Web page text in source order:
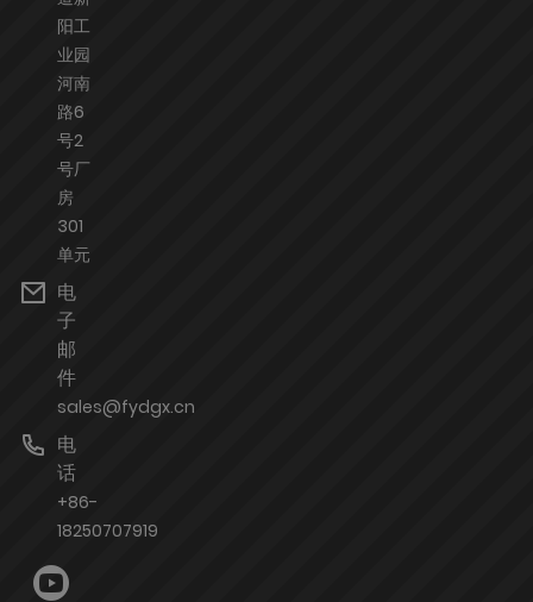
阳工
业园
河南
路6
号2
号厂
房
301
单元
电
子
邮
件
sales@fydgx.cn
电
话
+86-
18250707919